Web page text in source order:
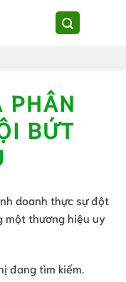
PHÂN
BỨT
doanh thực sự đột
một thương hiệu uy
đang tìm kiếm.